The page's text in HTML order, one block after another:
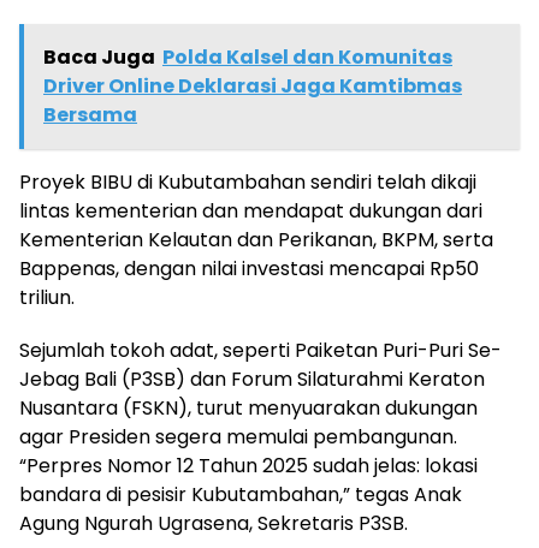
Baca Juga Polda Kalsel dan Komunitas
Driver Online Deklarasi Jaga Kamtibmas
Bersama
Proyek BIBU di Kubutambahan sendiri telah dikaji
lintas kementerian dan mendapat dukungan dari
Kementerian Kelautan dan Perikanan, BKPM, serta
Bappenas, dengan nilai investasi mencapai Rp50
triliun.
Sejumlah tokoh adat, seperti Paiketan Puri-Puri Se-
Jebag Bali (P3SB) dan Forum Silaturahmi Keraton
Nusantara (FSKN), turut menyuarakan dukungan
agar Presiden segera memulai pembangunan.
“Perpres Nomor 12 Tahun 2025 sudah jelas: lokasi
bandara di pesisir Kubutambahan,” tegas Anak
Agung Ngurah Ugrasena, Sekretaris P3SB.